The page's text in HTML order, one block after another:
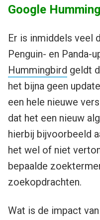
Google
Er is inmiddels veel
Penguin- en Panda-
Hummingbird geldt
het bijna geen
een hele nieuwe
dat het een nieuw
hierbij bijvoorbeeld
het wel of niet
bepaalde
zoekopdrachten.
Wat is de impact